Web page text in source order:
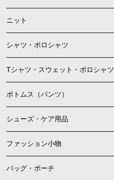
ニット
シャツ・ポロシャツ
Tシャツ・スウェット・ポロシャツ
ボトムス（パンツ）
シューズ・ケア用品
ファッション小物
バッグ・ポーチ